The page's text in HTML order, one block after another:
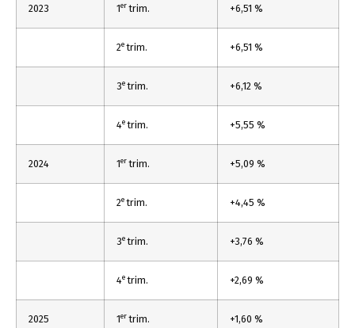
2023 1ertrim. +6,51 %
2etrim. +6,51 %
3etrim. +6,12 %
4etrim. +5,55 %
2024 1ertrim. +5,09 %
2etrim. +4,45 %
3etrim. +3,76 %
4etrim. +2,69 %
2025 1ertrim. +1,60 %